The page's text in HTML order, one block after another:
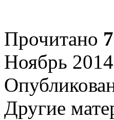
Прочитано
Ноябрь
Другие